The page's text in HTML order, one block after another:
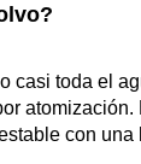
casi toda el
con una